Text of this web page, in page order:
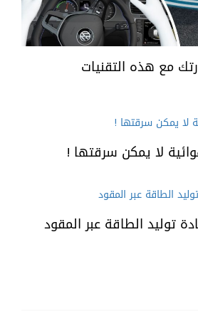
مع هذه التقنيات
لا يمكن سرقتها !
توليد الطاقة عبر المقود